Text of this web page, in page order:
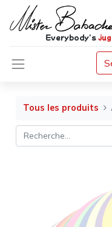
Everybody's
Tous les produits